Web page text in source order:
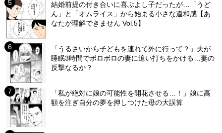
結婚前提の付き合いに喜ぶよし子だったが…「うど
ん」と「オムライス」から始まる小さな違和感【あ
なたが理解できません Vol.5】
「うるさいから子どもを連れて外に行って？」夫が
睡眠3時間でボロボロの妻に追い打ちをかける…妻の
反撃なるか？
「私が絶対に娘の可能性を開花させる…！」娘に高
額を注ぎ自分の夢を押しつけた母の大誤算